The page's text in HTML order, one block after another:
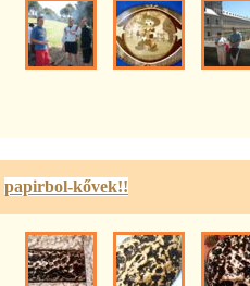
papirbol-kővek!!